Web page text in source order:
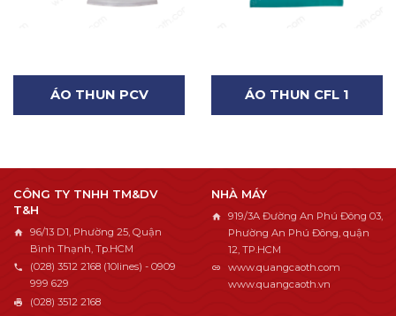
ÁO THUN PCV ÁO THUN CFL 1
CÔNG TY TNHH TM&DV
T&H
96/13 D1, Phường 25, Quận
Bình Thạnh, Tp.HCM
(028) 3512 2168 (10lines) - 0909
999 629
(028) 3512 2168
NHÀ MÁY
919/3A Đường An Phú Đông 03,
Phường An Phú Đông, quận
12, TP.HCM
www.quangcaoth.com
www.quangcaoth.vn